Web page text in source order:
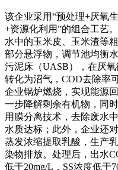
该企业采用“预处理+厌氧
+资源化利用”的组合工艺
水中的玉米皮、玉米渣等
部分悬浮物，调节池均衡
污泥床（UASB），在厌
转化为沼气，COD去除率
企业锅炉燃烧，实现能源
一步降解剩余有机物，同
用膜分离技术，去除废水
水质达标；此外，企业还
蒸发浓缩提取乳酸，生产
染物排放。处理后，出水
低于20mg/L，SS浓度低于